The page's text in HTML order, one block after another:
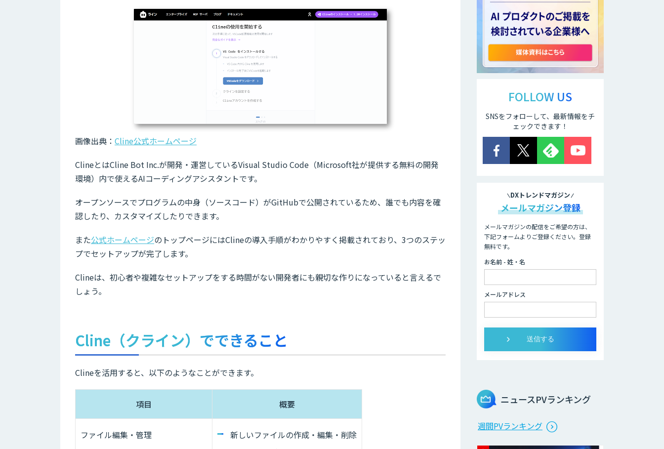
画像出典： Cline公式ホームページ
ClineとはCline Bot Inc.が開発・運営しているVisual Studio Code（Microsoft社が提供する無料の開発
環境）内で使えるAIコーディングアシスタントです。
オープンソースでプログラムの中身（ソースコード）がGitHubで公開されているため、誰でも内容を確
認したり、カスタマイズしたりできます。
また公式ホームページのトップページにはClineの導入手順がわかりやすく掲載されており、3つのステッ
プでセットアップが完了します。
Clineは、初心者や複雑なセットアップをする時間がない開発者にも親切な作りになっていると言えるで
しょう。
Cline（クライン）でできること
Clineを活用すると、以下のようなことができます。
項目 概要
ファイル編集・管理
新しいファイルの作成・編集・削除
ーディング研修）
aiDAPTIV+
アリストルの法人
ELYZA Works
with KDDI
JAPAN AI
医療文書作成を効
率化する生成
AI「OPTiM AI ホ
データ分析/AI開
発/コンサルティン
グ
STORM Platform
FOLLOW US
SNSをフォローして、最新情報をチ
ェックできます！
DXトレンドマガジン
メールマガジン登録
メールマガジンの配信をご希望の方は、
下記フォームよりご登録ください。登録
無料です。
お名前 - 姓・名
メールアドレス
ニュースPVランキング
週間PVランキング